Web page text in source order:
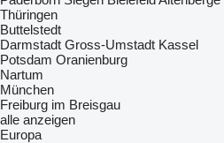
Thüringen
Buttelstedt
Darmstadt Gross-Umstadt Kassel
Potsdam Oranienburg
Nartum
München
Freiburg im Breisgau
alle anzeigen
Europa